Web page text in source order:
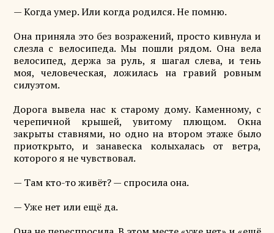
— Когда умер. Или когда родился. Не помню.
Она приняла это без возражений, просто кивнула и
слезла с велосипеда. Мы пошли рядом. Она вела
велосипед, держа за руль, я шагал слева, и тень
моя, человеческая, ложилась на гравий ровным
силуэтом.
Дорога вывела нас к старому дому. Каменному, с
черепичной крышей, увитому плющом. Окна
закрыты ставнями, но одно на втором этаже было
приоткрыто, и занавеска колыхалась от ветра,
которого я не чувствовал.
— Там кто-то живёт? — спросила она.
— Уже нет или ещё да.